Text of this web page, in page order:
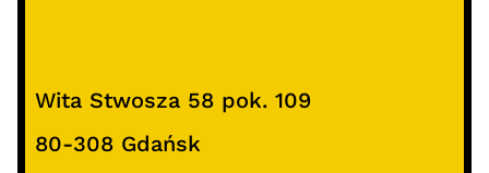
Wita Stwosza 58 pok. 109
80-308 Gdańsk